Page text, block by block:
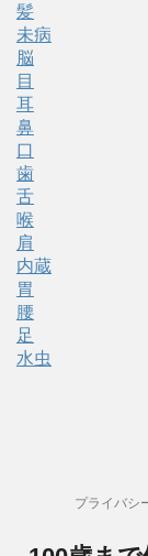
髪
未病
脳
目
耳
鼻
口
歯
舌
喉
肩
内蔵
胃
腰
足
水虫
プライバシ